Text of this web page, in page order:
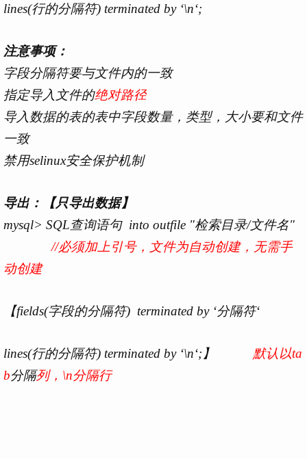
lines(行的分隔符) terminated by ‘\n‘;
注意事项：
字段分隔符要与文件内的一致
指定导入文件的绝对路径
导入数据的表的表中字段数量，类型，大小要和文件
一致
禁用selinux安全保护机制
导出：【只导出数据】
mysql> SQL查询语句 into outfile "检索目录/文件名"
//必须加上引号，文件为自动创建，无需手
动创建
【fields(字段的分隔符) terminated by ‘分隔符‘
lines(行的分隔符) terminated by ‘\n‘;】 默认以ta
b分隔列，\n分隔行